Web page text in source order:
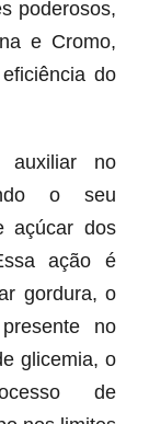
poderosos,
e Cromo,
do
auxiliar no
o seu
açúcar dos
ação é
gordura, o
no
glicemia, o
de